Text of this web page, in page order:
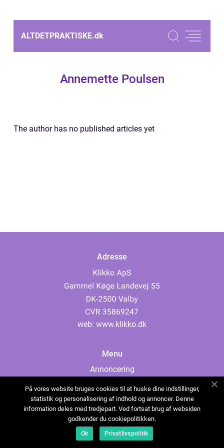
ALTDETPRAKTISKE.dk
Annemette Poulsen
The author has no published articles yet
Adresse
web: www.klikko.dk
Menu
Annoncering
Cookies
Kontakt os
Sitemap
På vores website bruges cookies til at huske dine indstillinger,
statistik og personalisering af indhold og annoncer. Denne
information deles med tredjepart. Ved fortsat brug af websiden
godkender du cookiepolitikken.
Ok Privatlivspolitik